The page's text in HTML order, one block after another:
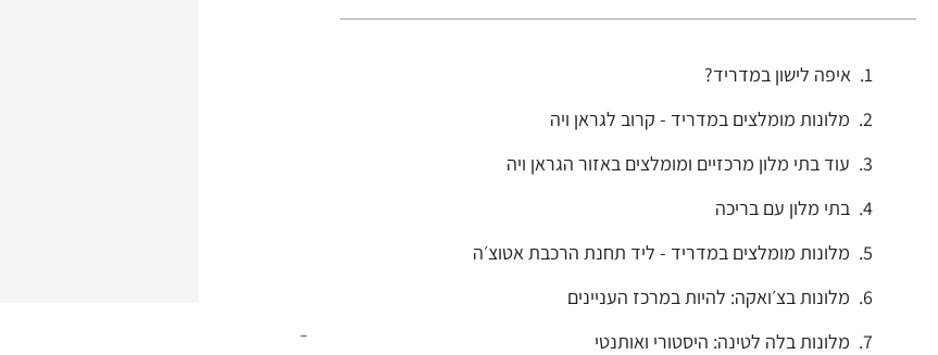
איפה לישון במדריד?
מלונות מומלצים במדריד - קרוב לגראן ויה
עוד בתי מלון מרכזיים ומומלצים באזור הגראן ויה
בתי מלון עם בריכה
מלונות מומלצים במדריד - ליד תחנת הרכבת אטוצ׳ה
מלונות בצ׳ואקה: להיות במרכז העניינים
מלונות בלה לטינה: היסטורי ואותנטי
–